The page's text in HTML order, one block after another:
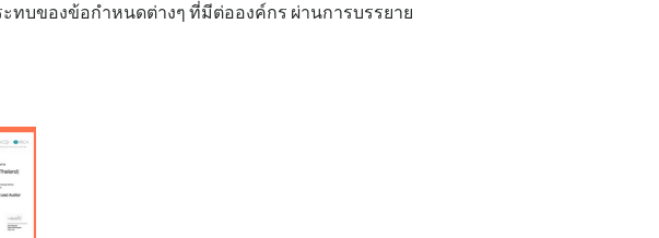
ทบของข้อกำหนดต่างๆ ที่มีต่อองค์กร ผ่านการบรรยาย